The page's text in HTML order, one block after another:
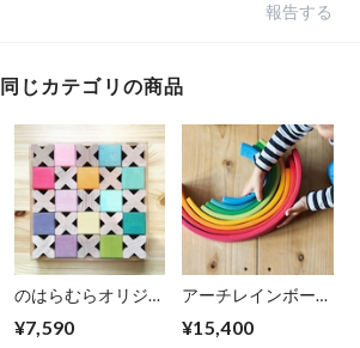
報告する
同じカテゴリの商品
のはらむらオリジナ
虹の積木とX積木セ
¥7,590
アーチレインボー
¥15,400